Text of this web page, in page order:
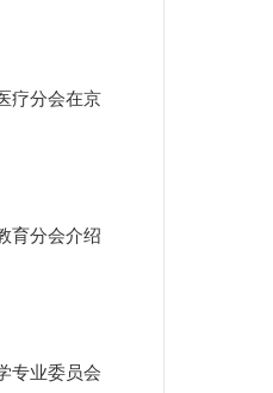
疗分会在京
育分会介绍
专业委员会